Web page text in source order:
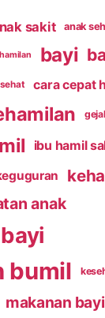
sakit anak
bayi
cara cepat
ibu hamil
anak
bumil
makanan bayi